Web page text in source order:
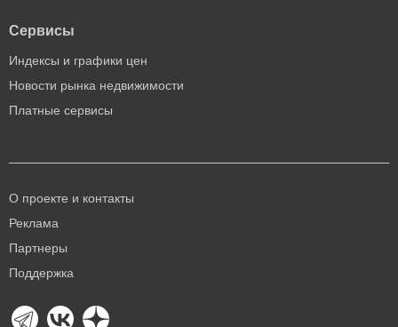
Сервисы
Индексы и графики цен
Новости рынка недвижимости
Платные сервисы
О проекте и контакты
Реклама
Партнеры
Поддержка